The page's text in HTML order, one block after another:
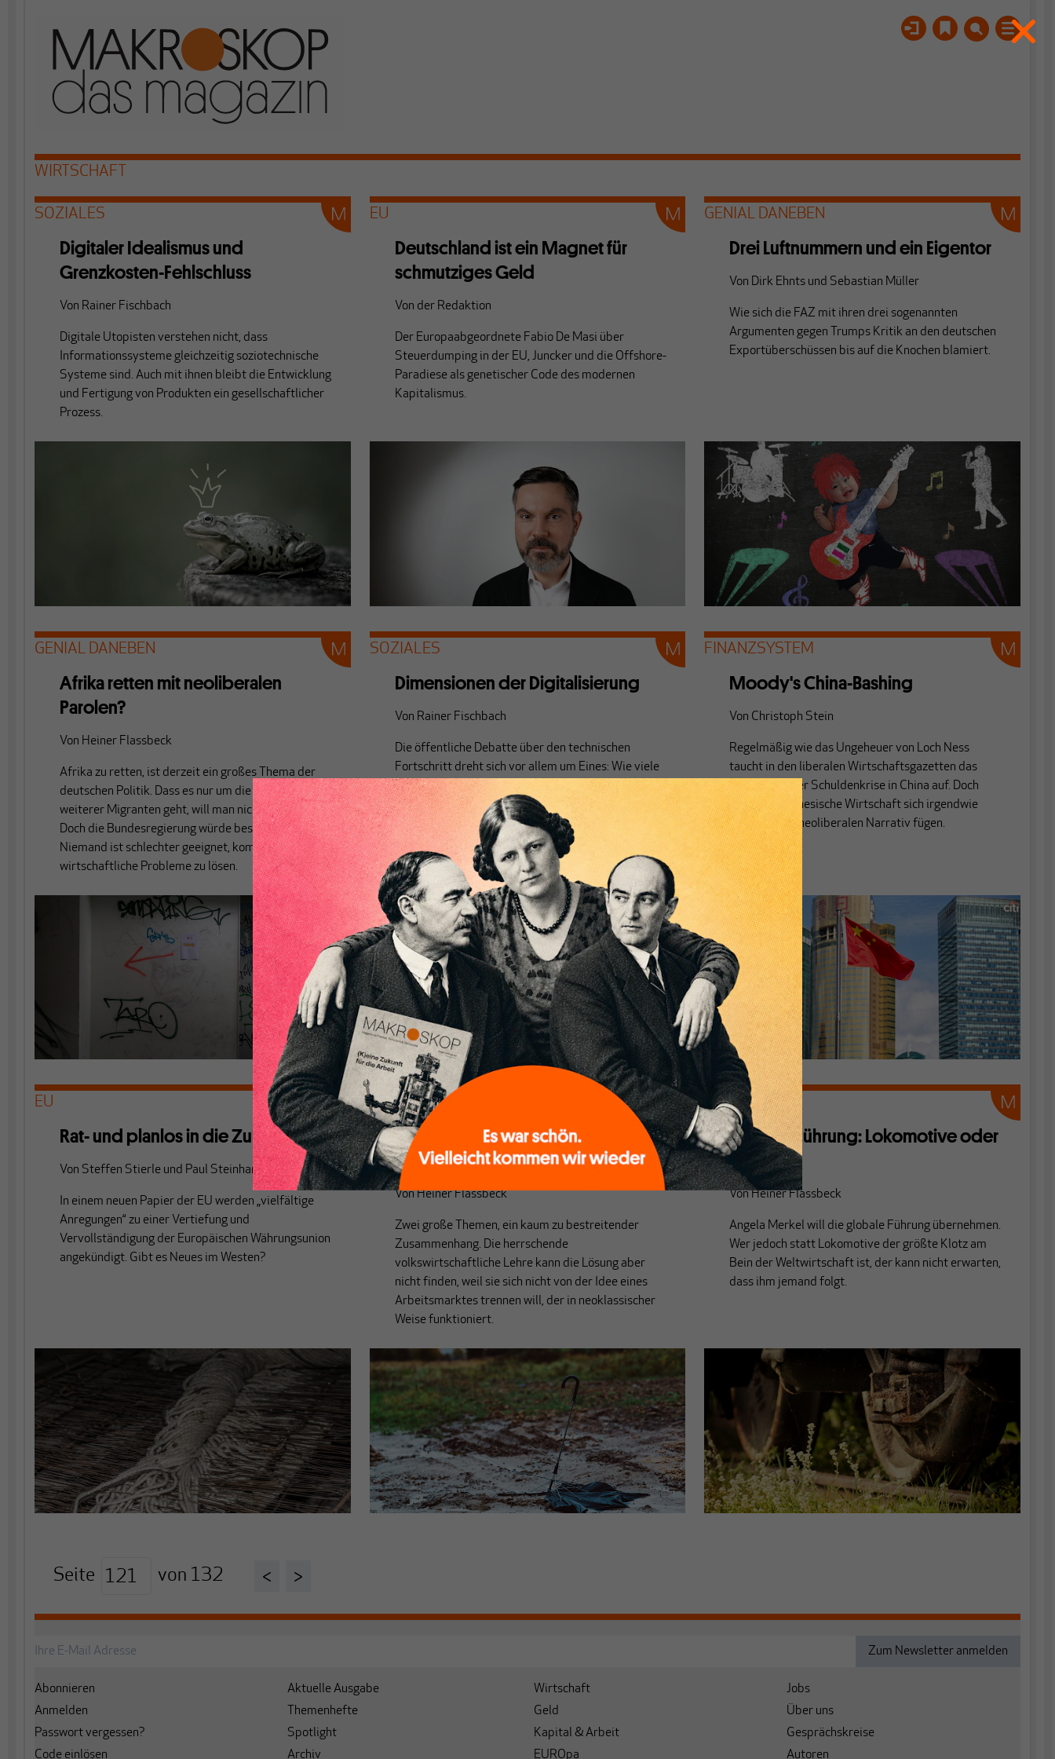
WIRTSCHAFT
SOZIALES
Digitaler Idealismus und
Grenzkosten-Fehlschluss
Von Rainer Fischbach
Digitale Utopisten verstehen nicht, dass
Informationssysteme gleichzeitig soziotechnische
Systeme sind. Auch mit ihnen bleibt die Entwicklung
und Fertigung von Produkten ein gesellschaftlicher
Prozess.
EU
Deutschland ist ein Magnet für
schmutziges Geld
Von der Redaktion
Der Europaabgeordnete Fabio De Masi über
Steuerdumping in der EU, Juncker und die Offshore-
Paradiese als genetischer Code des modernen
Kapitalismus.
GENIAL DANEBEN
Drei Luftnummern und ein Eigentor
Von Dirk Ehnts und Sebastian Müller
Wie sich die FAZ mit ihren drei sogenannten
Argumenten gegen Trumps Kritik an den deutschen
Exportüberschüssen bis auf die Knochen blamiert.
GENIAL DANEBEN
Afrika retten mit neoliberalen
Parolen?
Von Heiner Flassbeck
Afrika zu retten, ist derzeit ein großes Thema der
deutschen Politik. Dass es nur um die Abwehr
weiterer Migranten geht, will man nicht offen sagen.
Doch die Bundesregierung würde besser schweigen:
Niemand ist schlechter geeignet, komplexe
wirtschaftliche Probleme zu lösen.
SOZIALES
Dimensionen der Digitalisierung
Von Rainer Fischbach
Die öffentliche Debatte über den technischen
Fortschritt dreht sich vor allem um Eines: Wie viele
Arbeitsplätze werden eliminiert? Doch diese
Blickrichtung ist irreführend.
FINANZSYSTEM
Moody's China-Bashing
Von Christoph Stein
Regelmäßig wie das Ungeheuer von Loch Ness
taucht in den liberalen Wirtschaftsgazetten das
Gespenst einer Schuldenkrise in China auf. Doch
wollte die chinesische Wirtschaft sich irgendwie
nicht diesem neoliberalen Narrativ fügen.
EU
Rat- und planlos in die Zukunft
Von Steffen Stierle und Paul Steinhardt
In einem neuen Papier der EU werden „vielfältige
Anregungen“ zu einer Vertiefung und
Vervollständigung der Europäischen Währungsunion
angekündigt. Gibt es Neues im Westen?
THEORIE
Ungleichheit und säkulare
Stagnation
VonHeiner Flassbeck
Zwei große Themen, ein kaum zu bestreitender
Zusammenhang. Die herrschende
volkswirtschaftliche Lehre kann die Lösung aber
nicht finden, weil sie sich nicht von der Idee eines
Arbeitsmarktes trennen will, der in neoklassischer
Weise funktioniert.
KOMMENTAR
Globale Führung: Lokomotive oder
Klotz?
VonHeiner Flassbeck
Angela Merkel will die globale Führung übernehmen.
Wer jedoch statt Lokomotive der größte Klotz am
Bein der Weltwirtschaft ist, der kann nicht erwarten,
dass ihm jemand folgt.
Seite von 132 < >
Abonnieren
Anmelden
Passwort vergessen?
Code einlösen
Aktuelle Ausgabe
Themenhefte
Spotlight
Archiv
Wirtschaft
Geld
Kapital & Arbeit
EUROpa
Jobs
Über uns
Gesprächskreise
Autoren